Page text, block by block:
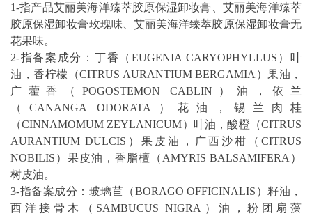
1-指产品艾丽美海洋臻萃胶原保湿卸妆膏、艾丽美海洋臻萃
胶原保湿卸妆膏玫瑰味、艾丽美海洋臻萃胶原保湿卸妆膏无
花果味。
2-指备案成分：丁香（EUGENIA CARYOPHYLLUS）叶
油，香柠檬（CITRUS AURANTIUM BERGAMIA）果油，
广藿香（POGOSTEMON CABLIN）油，依兰
（CANANGA ODORATA）花油，锡兰肉桂
（CINNAMOMUM ZEYLANICUM）叶油，酸橙（CITRUS
AURANTIUM DULCIS）果皮油，广西沙柑（CITRUS
NOBILIS）果皮油，香脂檀（AMYRIS BALSAMIFERA）
树皮油。
3-指备案成分：玻璃苣（BORAGO OFFICINALIS）籽油，
西洋接骨木（SAMBUCUS NIGRA）油，粉团扇藻